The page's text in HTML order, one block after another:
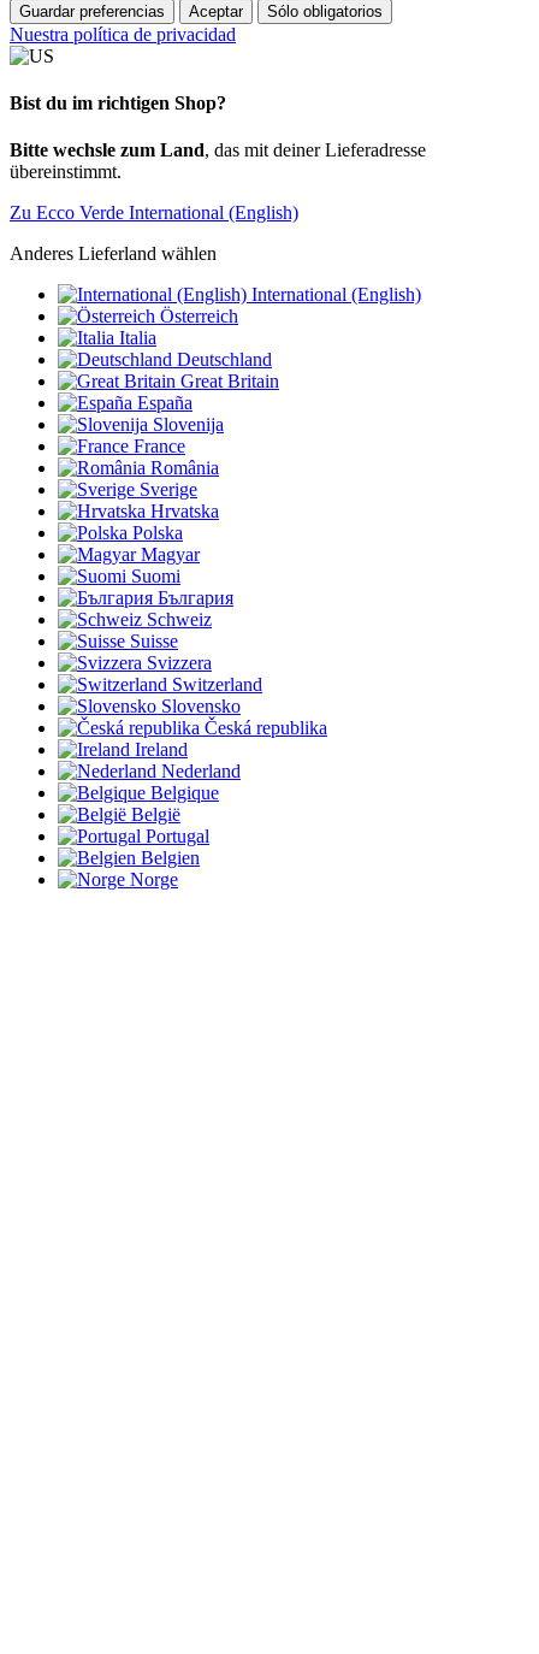
Guardar preferencias Aceptar Sólo obligatorios
Nuestra política de privacidad
Bist du im richtigen Shop?
Bitte wechsle zum Land, das mit deiner Lieferadresse
übereinstimmt.
Zu Ecco Verde International (English)
Anderes Lieferland wählen
International (English)
Österreich
Italia
Deutschland
Great Britain
España
Slovenija
France
România
Sverige
Hrvatska
Polska
Magyar
Suomi
България
Schweiz
Suisse
Svizzera
Switzerland
Slovensko
Česká republika
Ireland
Nederland
Belgique
België
Portugal
Belgien
Norge